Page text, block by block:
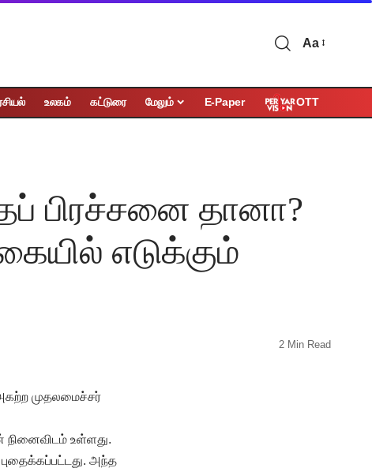
Aa
உலகம் கட்டுரை மேலும் E-Paper OTT
பிரச்சனை தானா?
எடுக்கும்
2 Min Read
அகற்ற முதலமைச்சர்
நினைவிடம் உள்ளது.
அந்த